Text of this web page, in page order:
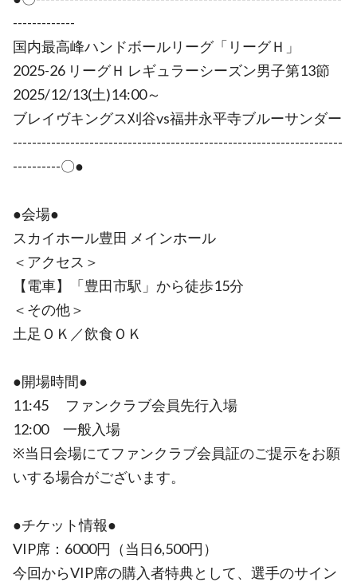
-------------
国内最高峰ハンドボールリーグ「リーグＨ」
2025-26 リーグＨ レギュラーシーズン男子第13節
2025/12/13(土)14:00～
ブレイヴキングス刈谷vs福井永平寺ブルーサンダー
---------------------------------------------------------------------
----------〇●
●会場●
スカイホール豊田 メインホール
＜アクセス＞
【電車】「豊田市駅」から徒歩15分
＜その他＞
土足ＯＫ／飲食ＯＫ
●開場時間●
11:45 ファンクラブ会員先行入場
12:00 一般入場
※当日会場にてファンクラブ会員証のご提示をお願
いする場合がございます。
●チケット情報●
VIP席：6000円（当日6,500円）
今回からVIP席の購入者特典として、選手のサイン